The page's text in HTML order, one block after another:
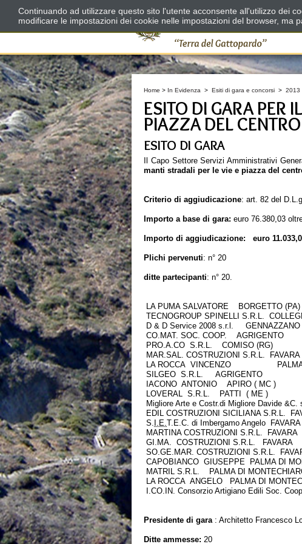
Home > In Evidenza > Esiti di gara e concorsi > 2013
ESITO DI GARA PER
PIAZZA DEL
ESITO DI GARA
Il Capo Settore Servizi Amministrativi
manti stradali per le vie e piazza del
Criterio di aggiudicazione: art. 82 del
Importo a base di gara: euro 76.380,03
Importo di aggiudicazione: euro
Plichi pervenuti: n° 20
ditte partecipanti: n° 20.
LA PUMA SALVATORE BORGETTO (PA)
TECNOGROUP SPINELLI S.R.L.
D & D Service 2008 s.r.l. GENNAZZANO
CO.MAT. SOC. COOP. AGRIGENTO
PRO.A.CO S.R.L. COMISO (RG)
MAR.SAL. COSTRUZIONI S.R.L. FAVARA
LA ROCCA VINCENZO PALMA
SILGEO S.R.L. AGRIGENTO
IACONO ANTONIO APIRO ( MC )
LOVERAL S.R.L. PATTI ( ME )
Migliore Arte e Costr.di Migliore Davide
EDIL COSTRUZIONI SICILIANA S.R.L.
S. I.E.T.E.C. di Imbergamo Angelo FAVARA
MARTINA COSTRUZIONI S.R.L. FAVARA
GI.MA. COSTRUZIONI S.R.L. FAVARA
SO.GE.MAR. COSTRUZIONI S.R.L.
CAPOBIANCO GIUSEPPE PALMA DI
MATRIL S.R.L. PALMA DI
LA ROCCA ANGELO PALMA DI
I.CO.IN. Consorzio Artigiano Edili Soc.
Presidente di gara: Architetto Francesco
Ditte ammesse: 20
Continuando ad utilizzare questo sito l'utente acconsente all'utilizzo dei
modificare le impostazioni dei cookie nelle impostazioni del browser, ma